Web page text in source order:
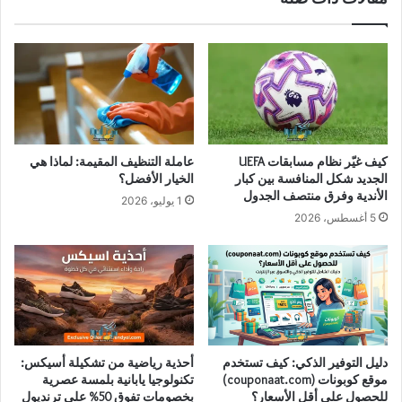
كيف غيّر نظام مسابقات UEFA
الجديد شكل المنافسة بين كبار
الأندية وفرق منتصف الجدول
5 أغسطس، 2026
عاملة التنظيف المقيمة: لماذا هي
الخيار الأفضل؟
1 يوليو، 2026
دليل التوفير الذكي: كيف تستخدم
موقع كوبونات (couponaat.com)
للحصول على أقل الأسعار؟
أحذية رياضية من تشكيلة أسيكس:
تكنولوجيا يابانية بلمسة عصرية
بخصومات تفوق 50% على ترنديول